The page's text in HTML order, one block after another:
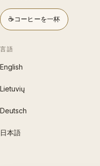
☕コーヒーを一杯
言語
English
Lietuvių
Deutsch
日本語